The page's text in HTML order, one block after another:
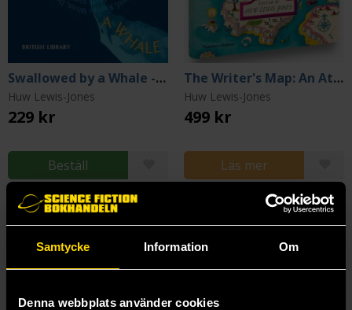
Samtycke Information Om
Denna webbplats använder cookies
Swallowed by a Whale - Writing Advice from the World's Most Successful Authors
Huw Lewis-Jones
229 kr
Beställ
The Writer's Map: An Atlas of Imaginary Lands
Huw Lewis-Jones
499 kr
Läs mer